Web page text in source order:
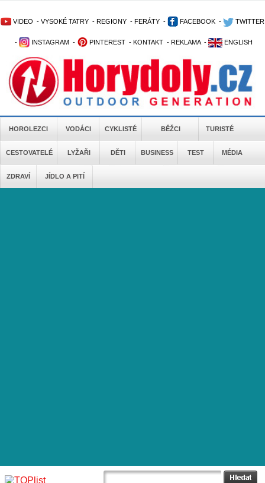
VIDEO - VYSOKÉ TATRY - REGIONY - FERÁTY - FACEBOOK - TWITTER
- INSTAGRAM - PINTEREST - KONTAKT - REKLAMA - ENGLISH
HOROLEZCI VODÁCI CYKLISTÉ BĚŽCI TURISTÉ
CESTOVATELÉ LYŽAŘI DĚTI BUSINESS TEST MÉDIA
ZDRAVÍ JÍDLO A PITÍ